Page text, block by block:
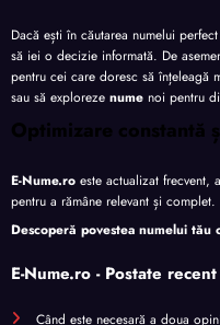
Dacă ești în căutarea numelui
să iei o decizie informată. De
pentru cei care doresc să înțeleagă
sau să exploreze nume noi pentru
Optimizare constantă
E-Nume.ro este actualizat frecvent,
pentru a rămâne relevant și complet.
Descoperă povestea numelui tău
E-Nume.ro - Postate recent
Când este necesară a doua